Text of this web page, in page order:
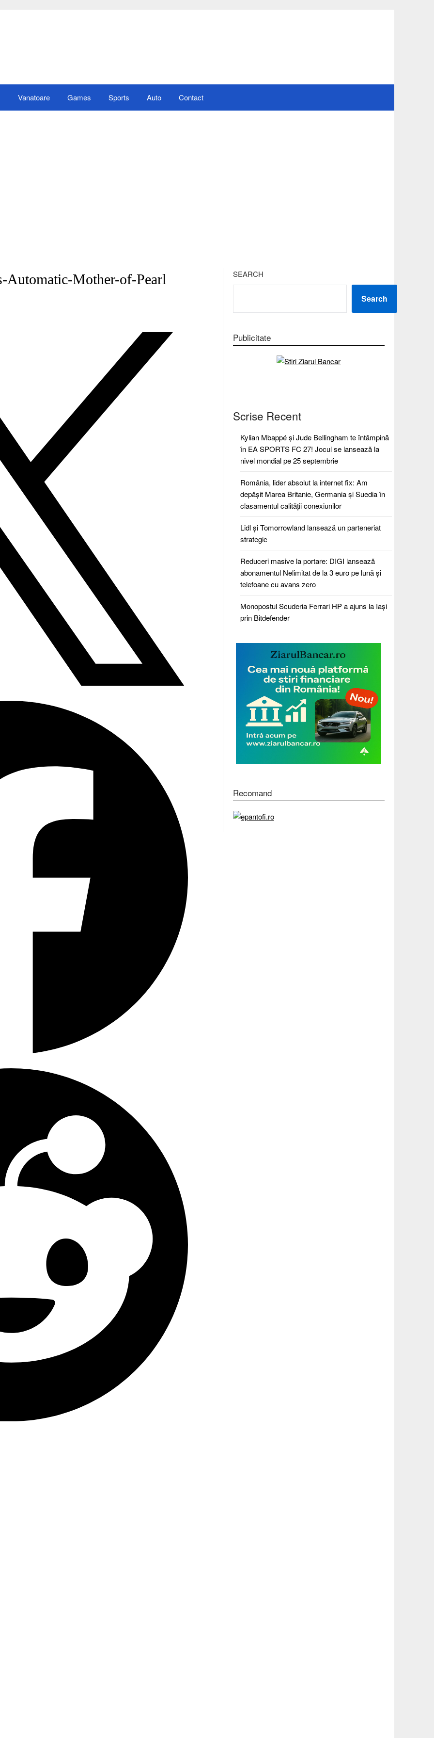
Vanatoare Games Sports Auto Contact
Automatic-Mother-of-Pearl SEARCH
Search
Publicitate
Scrise Recent
Kylian Mbappé și Jude Bellingham te întâmpină
în EA SPORTS FC 27! Jocul se lansează la
nivel mondial pe 25 septembrie
România, lider absolut la internet fix: Am
depășit Marea Britanie, Germania și Suedia în
clasamentul calității conexiunilor
Lidl și Tomorrowland lansează un parteneriat
strategic
Reduceri masive la portare: DIGI lansează
abonamentul Nelimitat de la 3 euro pe lună și
telefoane cu avans zero
Monopostul Scuderia Ferrari HP a ajuns la Iași
prin Bitdefender
Recomand